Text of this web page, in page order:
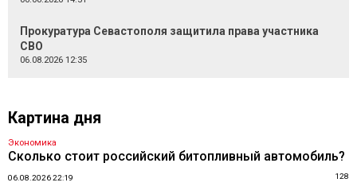
Прокуратура Севастополя защитила права участника
СВО
06.08.2026 12:35
Картина дня
Экономика
Сколько стоит российский битопливный автомобиль?
06.08.2026 22:19 128